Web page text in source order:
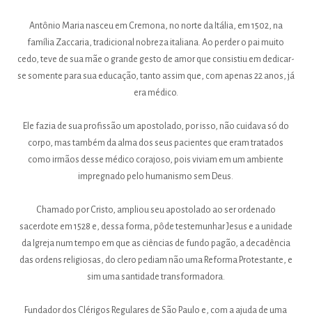
Antônio Maria nasceu em Cremona, no norte da Itália, em 1502, na
família Zaccaria, tradicional nobreza italiana. Ao perder o pai muito
cedo, teve de sua mãe o grande gesto de amor que consistiu em dedicar-
se somente para sua educação, tanto assim que, com apenas 22 anos, já
era médico.
Ele fazia de sua profissão um apostolado, por isso, não cuidava só do
corpo, mas também da alma dos seus pacientes que eram tratados
como irmãos desse médico corajoso, pois viviam em um ambiente
impregnado pelo humanismo sem Deus.
Chamado por Cristo, ampliou seu apostolado ao ser ordenado
sacerdote em 1528 e, dessa forma, pôde testemunhar Jesus e a unidade
da Igreja num tempo em que as ciências de fundo pagão, a decadência
das ordens religiosas, do clero pediam não uma Reforma Protestante, e
sim uma santidade transformadora.
Fundador dos Clérigos Regulares de São Paulo e, com a ajuda de uma